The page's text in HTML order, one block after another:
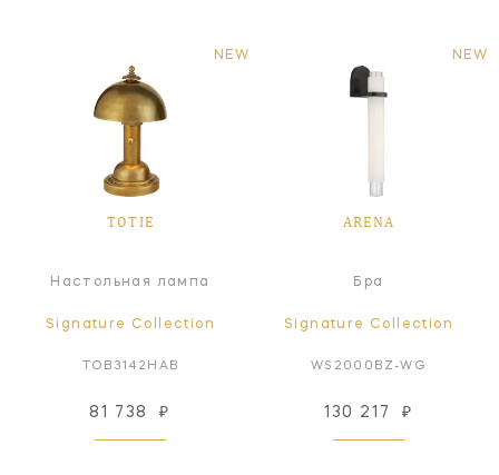
NEW
TOTIE
Настольная лампа
Signature Collection
TOB3142HAB
81 738 ₽
NEW
ARENA
Бра
Signature Collection
WS2000BZ-WG
130 217 ₽